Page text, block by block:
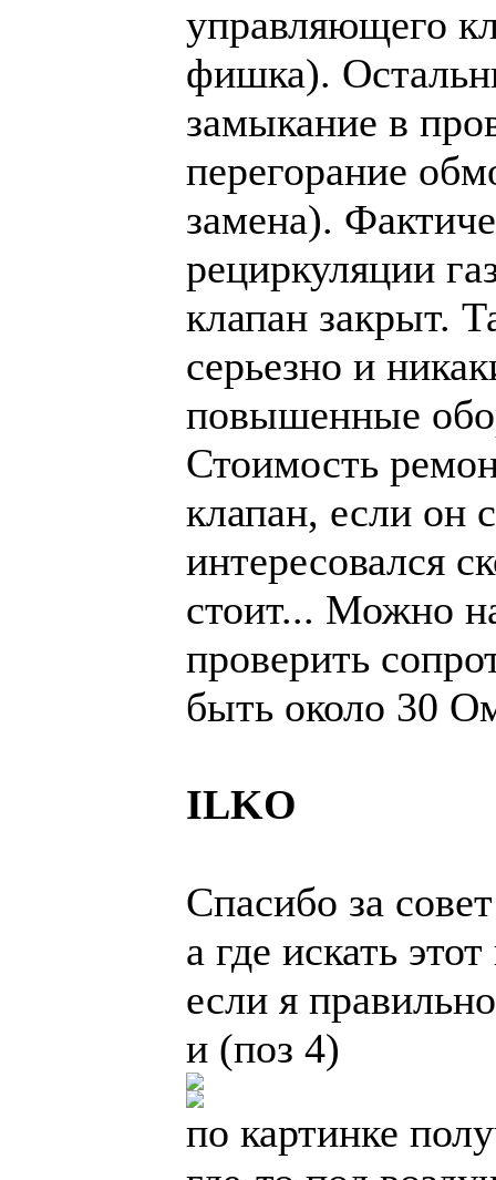
управляющего
фишка).
замыкание в
перегорание
замена).
рециркуляции
клапан закрыт.
серьезно и
повышенные
Стоимость
клапан, если он
интересовался
стоит... Можно
проверить
быть около 30
ILKO
Спасибо за
а где искать
если я
и (поз 4)
по картинке